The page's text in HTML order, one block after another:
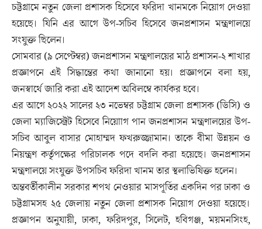
চট্টগ্রামে নতুন জেলা প্রশাসক হিসেবে ফরিদা খানমকে নিয়োগ দেওয়া
হয়েছে। যিনি এর আগে উপ-সচিব হিসেবে জনপ্রশাসন মন্ত্রণালয়ে
সংযুক্ত ছিলেন।
সোমবার (৯ সেপ্টেম্বর) জনপ্রশাসন মন্ত্রণালয়ের মাঠ প্রশাসন-২ শাখার
প্রজ্ঞাপনে এই সিদ্ধান্তের কথা জানানো হয়। প্রজ্ঞাপনে বলা হয়,
জনস্বার্থে জারি করা এই আদেশ অবিলম্বে কার্যকর হবে।
এর আগে ২০২২ সালের ২৩ নভেম্বর চট্টগ্রাম জেলা প্রশাসক (ডিসি) ও
জেলা ম্যাজিস্ট্রেট হিসেবে নিয়োাগ পান জনপ্রশাসন মন্ত্রণালয়ের উপ-
সচিব আবুল বাসার মোহাম্মদ ফখরুজ্জামান। তাকে বীমা উন্নয়ন ও
নিয়ন্ত্রণ কর্তৃপক্ষের পরিচালক পদে বদলি করা হয়েছে। জনপ্রশাসন
মন্ত্রণালয়ে সংযুক্ত উপসচিব ফরিদা খানম তার স্থলাভিষিক্ত হলেন।
অন্তবর্তীকালীন সরকার শপথ নেওয়ার মাসপূর্তির একদিন পর ঢাকা ও
চট্টগ্রামসহ ২৫ জেলায় নতুন জেলা প্রশাসক নিয়োগ দেওয়া হয়েছে।
প্রজ্ঞাপন অনুযায়ী, ঢাকা, ফরিদপুর, সিলেট, হবিগঞ্জ, ময়মনসিংহ,